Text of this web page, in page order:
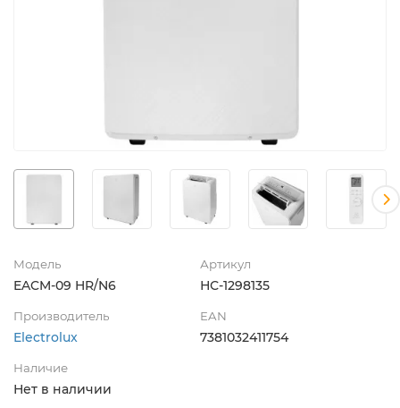
Модель
EACM-09 HR/N6
Артикул
НС-1298135
Производитель
Electrolux
EAN
7381032411754
Наличие
Нет в наличии